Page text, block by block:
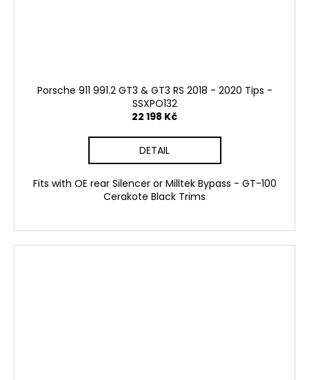
Porsche 911 991.2 GT3 & GT3 RS 2018 - 2020 Tips -
SSXPO132
22 198 Kč
DETAIL
Fits with OE rear Silencer or Milltek Bypass - GT-100
Cerakote Black Trims